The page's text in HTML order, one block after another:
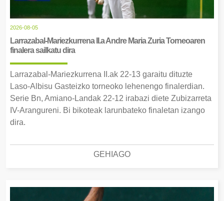
2026-08-05
Larrazabal-Mariezkurrena II.a Andre Maria Zuria Torneoaren
finalera sailkatu dira
Larrazabal-Mariezkurrena II.ak 22-13 garaitu dituzte
Laso-Albisu Gasteizko torneoko lehenengo finalerdian.
Serie Bn, Amiano-Landak 22-12 irabazi diete Zubizarreta
IV-Arangureni. Bi bikoteak larunbateko finaletan izango
dira.
GEHIAGO